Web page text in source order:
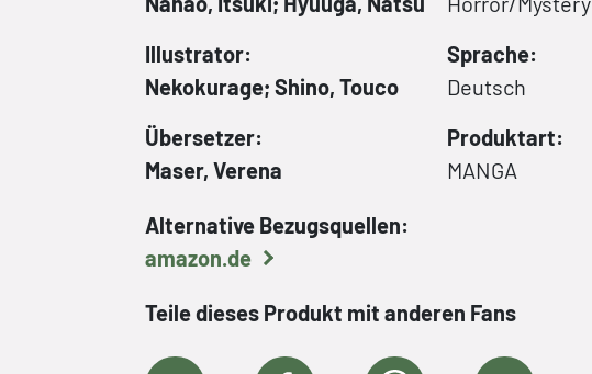
Illustrator:
Nekokurage; Shino, Touco
Übersetzer:
Maser, Verena
Sprache:
Deutsch
Produktart:
MANGA
Alternative Bezugsquellen:
amazon.de
Teile dieses Produkt mit anderen Fans